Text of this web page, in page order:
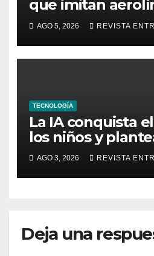
que imitan
hoteles y
AGO 5, 2026 REVISTA
TECNOLOGÍA
La IA conquista
los niños y
retos para su
digital
AGO 3, 2026 REVISTA
Deja una